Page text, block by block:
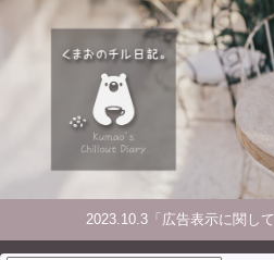
2023.10.3「広告表示に関し